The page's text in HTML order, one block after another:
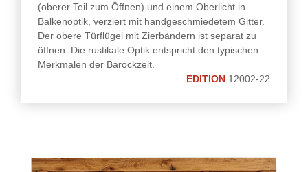
(oberer Teil zum Öffnen) und einem Oberlicht in
Balkenoptik, verziert mit handgeschmiedetem Gitter.
Der obere Türflügel mit Zierbändern ist separat zu
öffnen. Die rustikale Optik entspricht den typischen
Merkmalen der Barockzeit.
EDITION 12002-22